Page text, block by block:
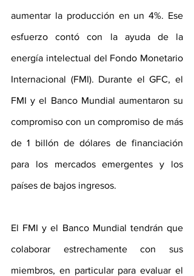
aumentar la producción en un 4%. Ese
esfuerzo contó con la ayuda de la
energía intelectual del Fondo Monetario
Internacional (FMI). Durante el GFC, el
FMI y el Banco Mundial aumentaron su
compromiso con un compromiso de más
de 1 billón de dólares de financiación
para los mercados emergentes y los
países de bajos ingresos.
El FMI y el Banco Mundial tendrán que
colaborar estrechamente con sus
miembros, en particular para evaluar el